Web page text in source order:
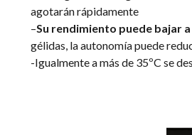
agotarán rápidamente
–Su rendimiento puede bajar
gélidas, la autonomía puede
-Igualmente a más de 35ºC se